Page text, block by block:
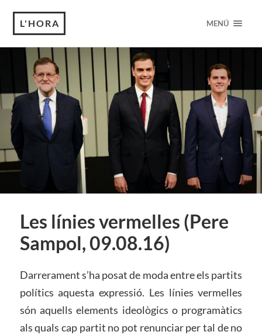
L'HORA MENÚ
Les línies vermelles (Pere
Sampol, 09.08.16)
Darrerament s’ha posat de moda entre els partits
polítics aquesta expressió. Les línies vermelles
són aquells elements ideològics o programàtics
als quals cap partit no pot renunciar per tal de no